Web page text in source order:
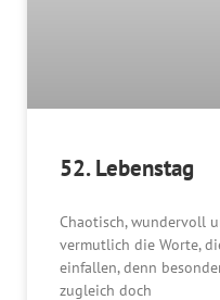
52. Lebenstag
Chaotisch, wundervoll
vermutlich die Worte,
einfallen, denn
zugleich doch